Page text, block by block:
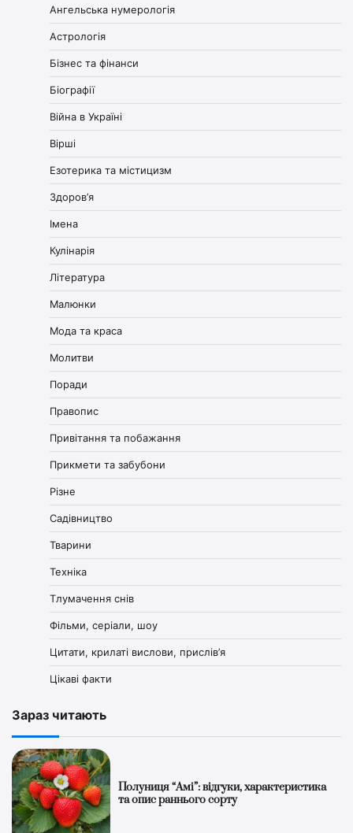
Ангельська нумерологія
Астрологія
Бізнес та фінанси
Біографії
Війна в Україні
Вірші
Езотерика та містицизм
Здоров’я
Імена
Кулінарія
Література
Малюнки
Мода та краса
Молитви
Поради
Правопис
Привітання та побажання
Прикмети та забубони
Різне
Садівництво
Тварини
Техніка
Тлумачення снів
Фільми, серіали, шоу
Цитати, крилаті вислови, прислів’я
Цікаві факти
Зараз читають
Полуниця “Амі”: відгуки, характеристика
та опис раннього сорту